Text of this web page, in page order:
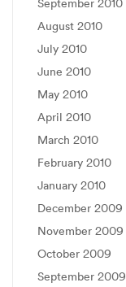
August 2010
July 2010
June 2010
May 2010
April 2010
March 2010
February 2010
January 2010
December 2009
November 2009
October 2009
September 2009